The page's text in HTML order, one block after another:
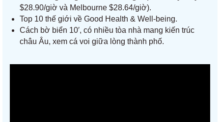
$28.90/giờ và Melbourne $28.64/giờ).
Top 10 thế giới về Good Health & Well-being.
Cách bờ biển 10′, có nhiều tòa nhà mang kiến trúc
châu Âu, xem cá voi giữa lòng thành phố.